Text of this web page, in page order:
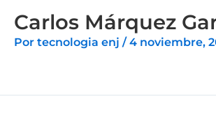
Carlos Márquez
Por tecnologia enj / 4 noviembre,